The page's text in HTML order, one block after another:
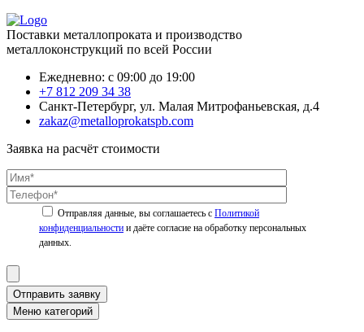
Поставки металлопроката и производство
металлоконструкций по всей России
Ежедневно: с 09:00 до 19:00
+7 812 209 34 38
Санкт-Петербург, ул. Малая Митрофаньевская, д.4
zakaz@metalloprokatspb.com
Заявка на расчёт стоимости
Политикой
конфиденциальности
Отправить заявку
Меню категорий